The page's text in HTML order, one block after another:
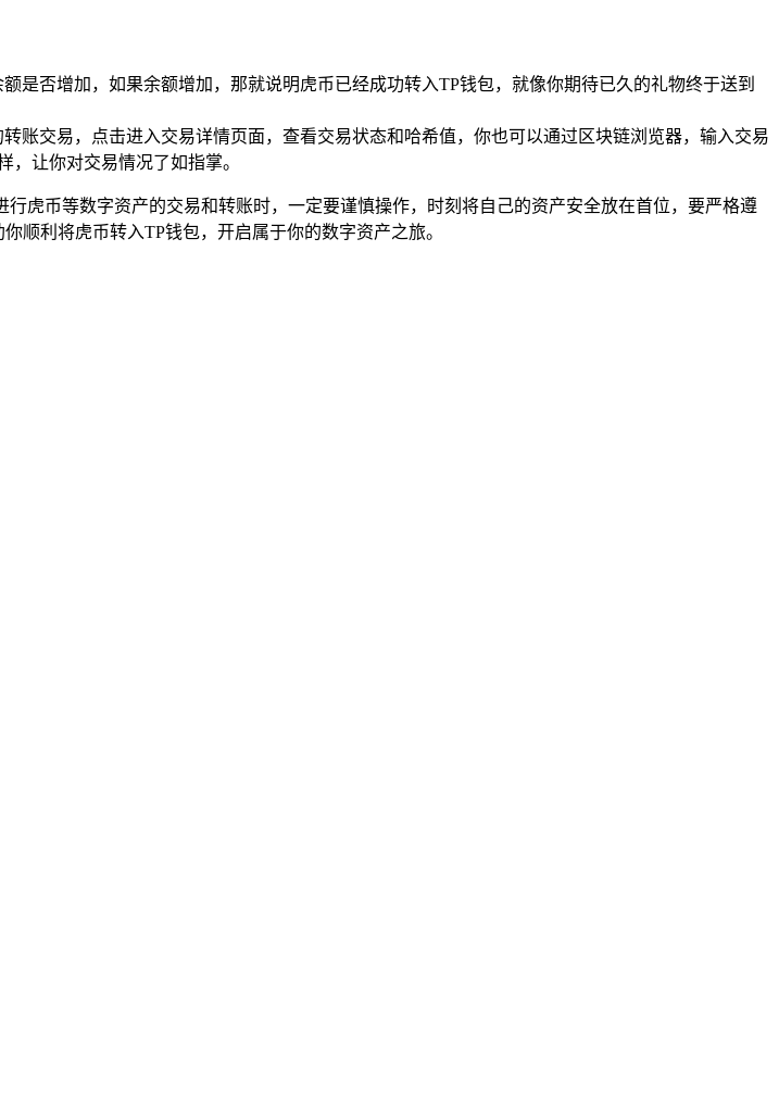
是否增加，如果余额增加，那就说明虎币已经成功转入TP钱包，就像你期待已久的礼物终于送到
账交易，点击进入交易详情页面，查看交易状态和哈希值，你也可以通过区块链浏览器，输入交易
让你对交易情况了如指掌。
虎币等数字资产的交易和转账时，一定要谨慎操作，时刻将自己的资产安全放在首位，要严格遵
顺利将虎币转入TP钱包，开启属于你的数字资产之旅。